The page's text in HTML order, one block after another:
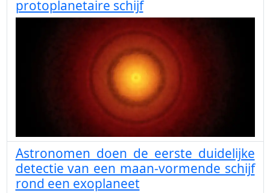
protoplanetaire schijf
Astronomen doen de eerste duidelijke
detectie van een maan-vormende schijf
rond een exoplaneet